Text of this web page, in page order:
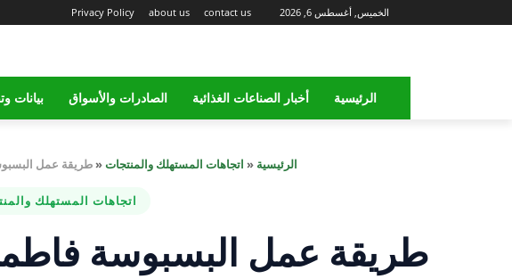
الخميس, أغسطس 6, 2026 Privacy Policy about us contact us
الرئيسية أخبار الصناعات الغذائية الصادرات والأسواق بيانات
الرئيسية « اتجاهات المستهلك والمنتجات«طريقة عمل
اتجاهات المستهلك
طريقة عمل البسبوسة